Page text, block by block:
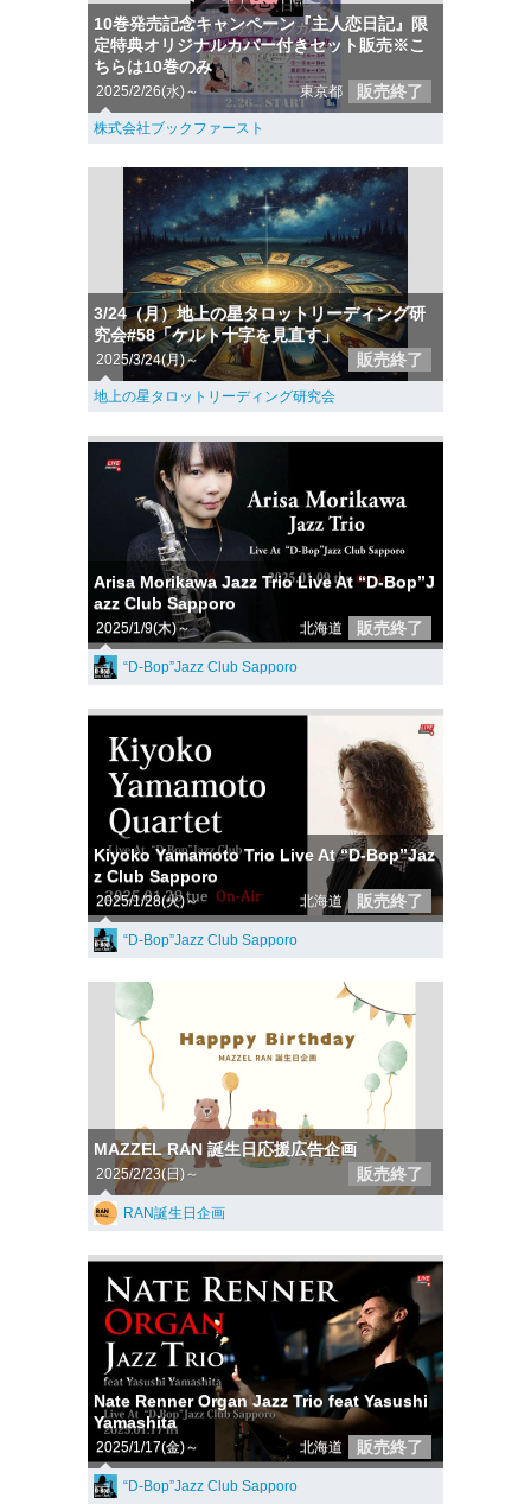
10巻発売記念キャンペーン『主人恋日記』限
定特典オリジナルカバー付きセット販売※こ
ちらは10巻のみ
2025/2/26(水)～ 東京都 販売終了
株式会社ブックファースト
3/24（月）地上の星タロットリーディング研
究会#58「ケルト十字を見直す」
2025/3/24(月)～ 販売終了
地上の星タロットリーディング研究会
Arisa Morikawa Jazz Trio Live At “D-Bop”J
azz Club Sapporo
2025/1/9(木)～ 北海道 販売終了
“D-Bop”Jazz Club Sapporo
Kiyoko Yamamoto Trio Live At “D-Bop”Jaz
z Club Sapporo
2025/1/28(火)～ 北海道 販売終了
“D-Bop”Jazz Club Sapporo
MAZZEL RAN 誕生日応援広告企画
2025/2/23(日)～ 販売終了
RAN誕生日企画
Nate Renner Organ Jazz Trio feat Yasushi
Yamashita
2025/1/17(金)～ 北海道 販売終了
“D-Bop”Jazz Club Sapporo